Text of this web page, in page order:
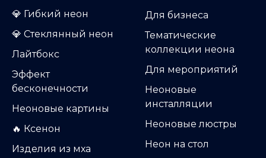
💎 Гибкий неон
💎 Стеклянный неон
Лайтбокс
Эффект
бесконечности
Неоновые картины
🔥 Ксенон
Изделия из мха
Для бизнеса
Тематические
коллекции неона
Для мероприятий
Неоновые
инсталляции
Неоновые люстры
Неон на стол